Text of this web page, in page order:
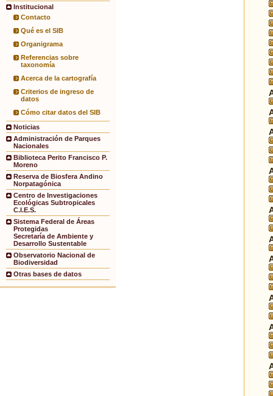
Institucional
Contacto
Qué es el SIB
Organigrama
Referencias sobre
taxonomía
Acerca de la cartografía
Criterios de ingreso de
datos
Cómo citar datos del SIB
Noticias
Administración de Parques
Nacionales
Biblioteca Perito Francisco P.
Moreno
Reserva de Biosfera Andino
Norpatagónica
Centro de Investigaciones
Ecológicas Subtropicales
C.I.E.S.
Sistema Federal de Áreas
Protegidas
Secretaría de Ambiente y
Desarrollo Sustentable
Observatorio Nacional de
Biodiversidad
Otras bases de datos